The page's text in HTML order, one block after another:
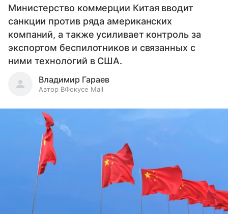
Министерство коммерции Китая вводит
санкции против ряда американских
компаний, а также усиливает контроль за
экспортом беспилотников и связанных с
ними технологий в США.
Владимир Гараев
Автор ВФокусе Mail